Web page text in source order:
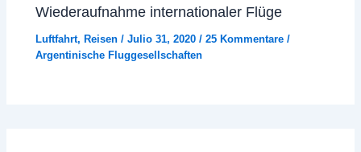
Wiederaufnahme internationaler Flüge
Luftfahrt, Reisen /Julio 31, 2020/25 Kommentare /
Argentinische Fluggesellschaften